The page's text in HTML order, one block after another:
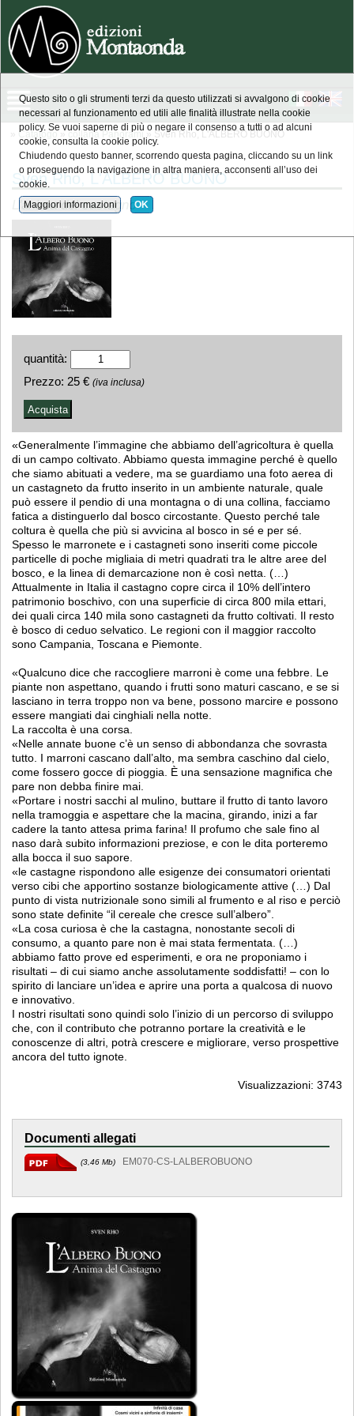
» Catalogo » collana Panorami » Sven Rho, L'ALBERO BUONO
Sven Rho, L'ALBERO BUONO
L'anima del castagno
quantità:
Prezzo: 25 € (iva inclusa)
«Generalmente l’immagine che abbiamo dell’agricoltura è quella
di un campo coltivato. Abbiamo questa immagine perché è quello
che siamo abituati a vedere, ma se guardiamo una foto aerea di
un castagneto da frutto inserito in un ambiente naturale, quale
può essere il pendio di una montagna o di una collina, facciamo
fatica a distinguerlo dal bosco circostante. Questo perché tale
coltura è quella che più si avvicina al bosco in sé e per sé.
Spesso le marronete e i castagneti sono inseriti come piccole
particelle di poche migliaia di metri quadrati tra le altre aree del
bosco, e la linea di demarcazione non è così netta. (…)
Attualmente in Italia il castagno copre circa il 10% dell’intero
patrimonio boschivo, con una superficie di circa 800 mila ettari,
dei quali circa 140 mila sono castagneti da frutto coltivati. Il resto
è bosco di ceduo selvatico. Le regioni con il maggior raccolto
sono Campania, Toscana e Piemonte.
«Qualcuno dice che raccogliere marroni è come una febbre. Le
piante non aspettano, quando i frutti sono maturi cascano, e se si
lasciano in terra troppo non va bene, possono marcire e possono
essere mangiati dai cinghiali nella notte.
La raccolta è una corsa.
«Nelle annate buone c’è un senso di abbondanza che sovrasta
tutto. I marroni cascano dall’alto, ma sembra caschino dal cielo,
come fossero gocce di pioggia. È una sensazione magnifica che
pare non debba finire mai.
«Portare i nostri sacchi al mulino, buttare il frutto di tanto lavoro
nella tramoggia e aspettare che la macina, girando, inizi a far
cadere la tanto attesa prima farina! Il profumo che sale fino al
naso darà subito informazioni preziose, e con le dita porteremo
alla bocca il suo sapore.
«le castagne rispondono alle esigenze dei consumatori orientati
verso cibi che apportino sostanze biologicamente attive (…) Dal
punto di vista nutrizionale sono simili al frumento e al riso e perciò
sono state definite “il cereale che cresce sull’albero”.
«La cosa curiosa è che la castagna, nonostante secoli di
consumo, a quanto pare non è mai stata fermentata. (…)
abbiamo fatto prove ed esperimenti, e ora ne proponiamo i
risultati – di cui siamo anche assolutamente soddisfatti! – con lo
spirito di lanciare un’idea e aprire una porta a qualcosa di nuovo
e innovativo.
I nostri risultati sono quindi solo l’inizio di un percorso di sviluppo
che, con il contributo che potranno portare la creatività e le
conoscenze di altri, potrà crescere e migliorare, verso prospettive
ancora del tutto ignote.
Visualizzazioni: 3743
Documenti allegati
(3,46 Mb) EM070-CS-LALBEROBUONO
Questo sito o gli strumenti terzi da questo utilizzati si avvalgono di cookie
necessari al funzionamento ed utili alle finalità illustrate nella cookie
policy. Se vuoi saperne di più o negare il consenso a tutti o ad alcuni
cookie, consulta la cookie policy.
Chiudendo questo banner, scorrendo questa pagina, cliccando su un link
o proseguendo la navigazione in altra maniera, acconsenti all’uso dei
cookie.
Maggiori informazioni OK